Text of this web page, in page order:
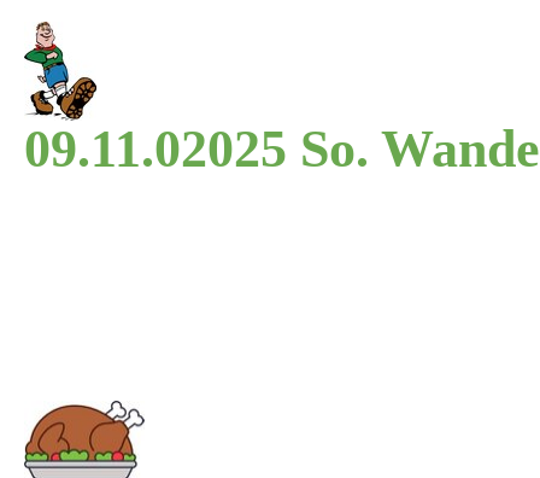
09.11.02025 So.